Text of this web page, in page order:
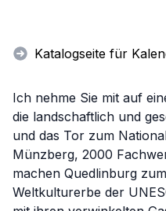
Katalogseite für
Ich nehme Sie mit auf
die landschaftlich und
und das Tor zum
Münzberg, 2000
machen Quedlinburg
Weltkulturerbe der